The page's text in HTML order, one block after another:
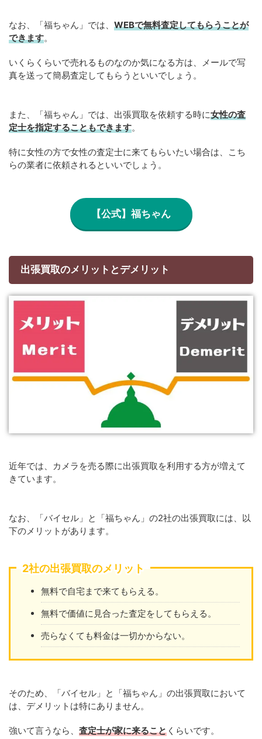
なお、「福ちゃん」では、 WEBで無料査定してもらうことが
できます。
いくらくらいで売れるものなのか気になる方は、メールで写
真を送って簡易査定してもらうといいでしょう。
また、「福ちゃん」では、出張買取を依頼する時に女性の査
定士を指定することもできます。
特に女性の方で女性の査定士に来てもらいたい場合は、こち
らの業者に依頼されるといいでしょう。
【公式】福ちゃん
出張買取のメリットとデメリット
近年では、カメラを売る際に出張買取を利用する方が増えて
きています。
なお、「バイセル」と「福ちゃん」の2社の出張買取には、以
下のメリットがあります。
2社の出張買取のメリット
無料で自宅まで来てもらえる。
無料で価値に見合った査定をしてもらえる。
売らなくても料金は一切かからない。
そのため、「バイセル」と「福ちゃん」の出張買取において
は、デメリットは特にありません。
強いて言うなら、 査定士が家に来ること くらいです。